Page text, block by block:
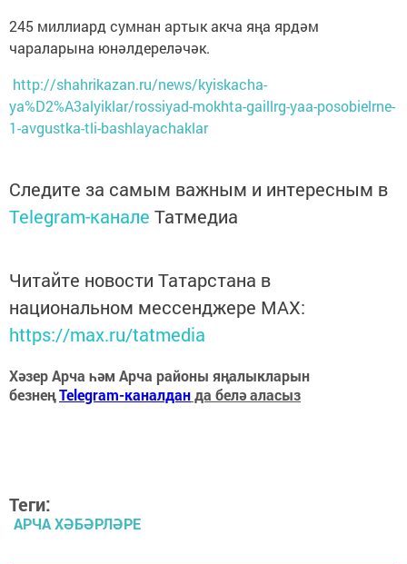
245 миллиард сумнан артык акча яңа ярдәм
чараларына юнәлдереләчәк.
http://shahrikazan.ru/news/kyiskacha-
ya%D2%A3alyiklar/rossiyad-mokhta-gaillrg-yaa-posobielrne-
1-avgustka-tli-bashlayachaklar
Следите за самым важным и интересным в
Telegram-канале Татмедиа
Читайте новости Татарстана в
национальном мессенджере MАХ:
https://max.ru/tatmedia
Хәзер Арча һәм Арча районы яңалыкларын
безнеңTelegram-каналданда белә аласыз
Теги:
АРЧА ХӘБӘРЛӘРЕ